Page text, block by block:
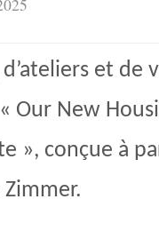
et de
Our New
», conçue à